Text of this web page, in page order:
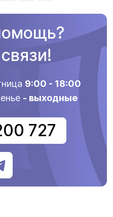
9:00 - 18:00
- выходные
727